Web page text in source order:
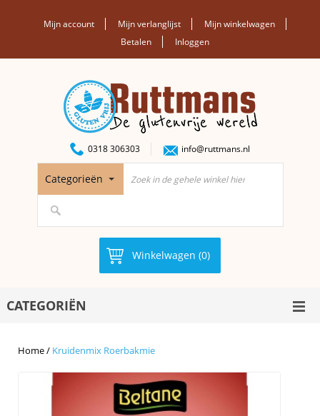
Mijn account Mijn verlanglijst
Mijn winkelwagen
Betalen
Inloggen
0318 306303 info@ruttmans.nl
Categorieën
Winkelwagen (0)
CATEGORIËN
Home/ Kruidenmix Roerbakmie